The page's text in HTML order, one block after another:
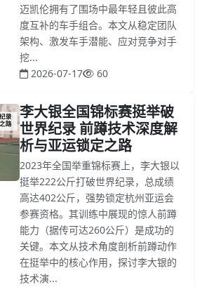
迈凯伦拥有了围场中最年轻且彼此高
度互补的车手组合。本文从稳定团队
架构、激发车手潜能、应对竞争对手
挖...
2026-07-17
60
李大银全国锦标赛挺举破
世界纪录 前蹲技术深度解
析与亚运锁定之路
2023年全国举重锦标赛上，李大银以
挺举222公斤打破世界纪录，总成绩
高达402公斤，强势锁定杭州亚运会
参赛资格。其训练中展现的惊人前蹲
能力（据传可达260公斤）是成功的
关键。本文从技术角度剖析前蹲动作
在挺举中的核心作用，探讨李大银的
技术演...